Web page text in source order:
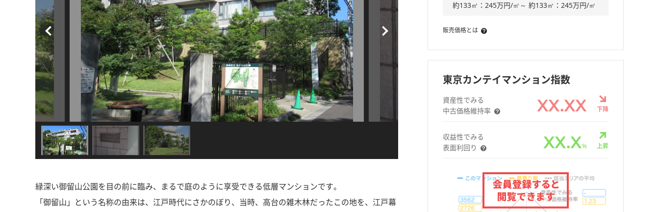
約133㎡：245万円/㎡～ 約133㎡：245万円/㎡
販売価格とは
東京カンテイマンション指数
資産性でみる
中古価格維持率
XX.XX 下降
収益性でみる
表面利回り
XX.X% 上昇
緑深い御留山公園を目の前に臨み、まるで庭のように享受できる低層マンションです。
「御留山」という名称の由来は、江戸時代にさかのぼり、当時、高台の雑木林だったこの地を、江戸幕